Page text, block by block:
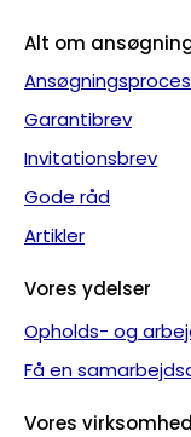
Alt om
Garantibrev
Invitationsbrev
Gode råd
Artikler
Vores ydelser
Opholds- og
Få en
Vores virksomhed